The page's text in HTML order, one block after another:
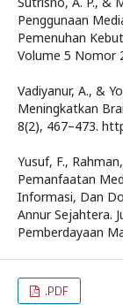
Penggunaan
Pemenuhan
Volume 5 Nomor
Vadiyanur, A., &
Meningkatkan
8(2), 467–473.
Yusuf, F.,
Pemanfaatan
Informasi, Dan
Annur Sejahtera.
Pemberdayaan
.PDF